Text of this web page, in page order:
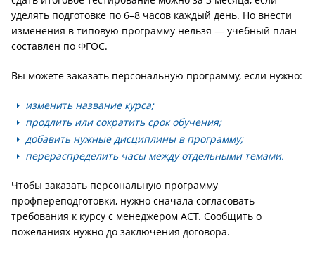
уделять подготовке по 6–8 часов каждый день. Но внести
изменения в типовую программу нельзя — учебный план
составлен по ФГОС.
Вы можете заказать персональную программу, если нужно:
изменить название курса;
продлить или сократить срок обучения;
добавить нужные дисциплины в программу;
перераспределить часы между отдельными темами.
Чтобы заказать персональную программу
профпереподготовки, нужно сначала согласовать
требования к курсу с менеджером АСТ. Сообщить о
пожеланиях нужно до заключения договора.